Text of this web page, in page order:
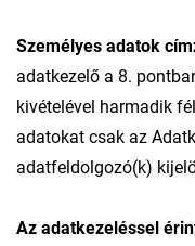
Személyes adatok
adatkezelő a 8.
kivételével harmadik
adatokat csak az
adatfeldolgozó(k)
Az adatkezeléssel